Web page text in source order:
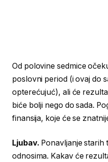
Od polovine sedmice
poslovni period (i ovaj do
opterećujuć), ali će
biće bolji nego do sada.
finansija, koje će se
Ljubav. Ponavljanje
odnosima. Kakav će